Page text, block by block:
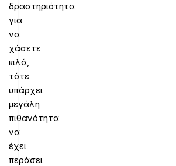
δραστηριότητα
για
να
χάσετε
κιλά,
τότε
υπάρχει
μεγάλη
πιθανότητα
να
έχει
περάσει